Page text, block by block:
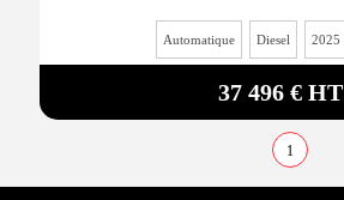
Automatique Diesel 2025
37 496 € HT
1